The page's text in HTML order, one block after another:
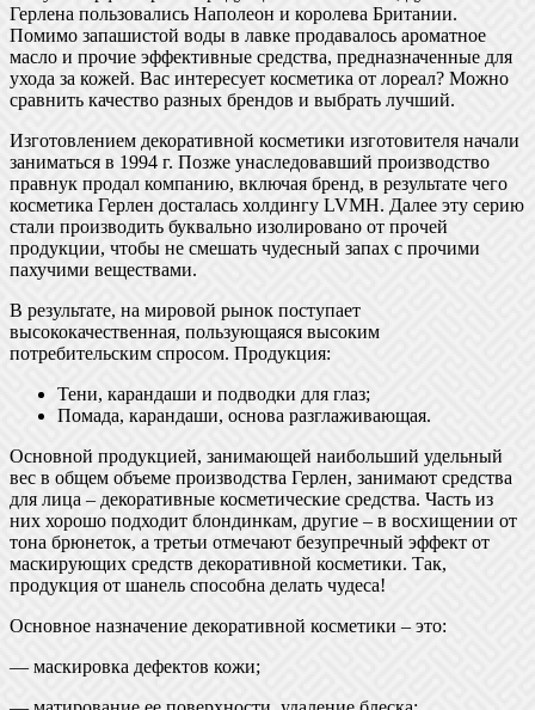
Герлена пользовались Наполеон и королева Британии.
Помимо запашистой воды в лавке продавалось ароматное
масло и прочие эффективные средства, предназначенные для
ухода за кожей. Вас интересует косметика от лореал? Можно
сравнить качество разных брендов и выбрать лучший.
Изготовлением декоративной косметики изготовителя начали
заниматься в 1994 г. Позже унаследовавший производство
правнук продал компанию, включая бренд, в результате чего
косметика Герлен досталась холдингу LVMH. Далее эту серию
стали производить буквально изолировано от прочей
продукции, чтобы не смешать чудесный запах с прочими
пахучими веществами.
В результате, на мировой рынок поступает
высококачественная, пользующаяся высоким
потребительским спросом. Продукция:
Тени, карандаши и подводки для глаз;
Помада, карандаши, основа разглаживающая.
Основной продукцией, занимающей наибольший удельный
вес в общем объеме производства Герлен, занимают средства
для лица – декоративные косметические средства. Часть из
них хорошо подходит блондинкам, другие – в восхищении от
тона брюнеток, а третьи отмечают безупречный эффект от
маскирующих средств декоративной косметики. Так,
продукция от шанель способна делать чудеса!
Основное назначение декоративной косметики – это:
— маскировка дефектов кожи;